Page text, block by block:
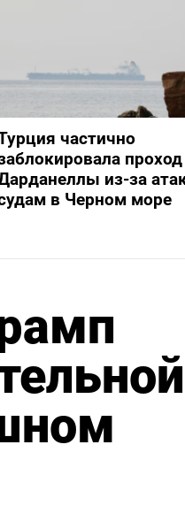
частично
из-за
в Черном море